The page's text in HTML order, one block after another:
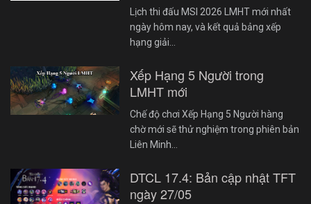
Lịch thi đấu MSI 2026 LMHT mới nhất
ngày hôm nay, và kết quả bảng xếp
hạng giải…
Xếp Hạng 5 Người trong
LMHT mới
Chế độ chơi Xếp Hạng 5 Người hàng
chờ mới sẽ thử nghiệm trong phiên bản
Liên Minh…
DTCL 17.4: Bản cập nhật TFT
ngày 27/05